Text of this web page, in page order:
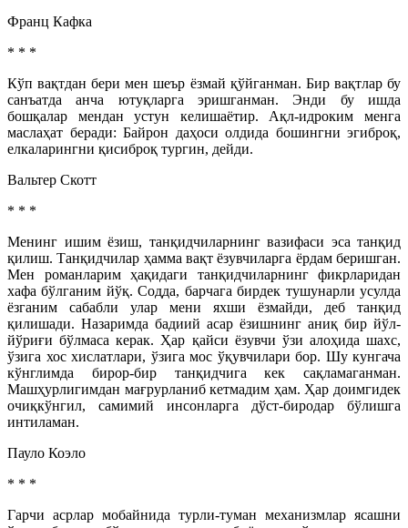
Франц Кафка
* * *
Кўп вақтдан бери мен шеър ёзмай қўйганман. Бир вақтлар бу
санъатда анча ютуқларга эришганман. Энди бу ишда
бошқалар мендан устун келишаётир. Ақл-идроким менга
маслаҳат беради: Байрон даҳоси олдида бошингни эгиброқ,
елкаларингни қисиброқ тургин, дейди.
Вальтер Скотт
* * *
Менинг ишим ёзиш, танқидчиларнинг вазифаси эса танқид
қилиш. Танқидчилар ҳамма вақт ёзувчиларга ёрдам беришган.
Мен романларим ҳақидаги танқидчиларнинг фикрларидан
хафа бўлганим йўқ. Содда, барчага бирдек тушунарли усулда
ёзганим сабабли улар мени яхши ёзмайди, деб танқид
қилишади. Назаримда бадиий асар ёзишнинг аниқ бир йўл-
йўриғи бўлмаса керак. Ҳар қайси ёзувчи ўзи алоҳида шахс,
ўзига хос хислатлари, ўзига мос ўқувчилари бор. Шу кунгача
кўнглимда бирор-бир танқидчига кек сақламаганман.
Машҳурлигимдан мағрурланиб кетмадим ҳам. Ҳар доимгидек
очиқкўнгил, самимий инсонларга дўст-биродар бўлишга
интиламан.
Пауло Коэло
* * *
Гарчи асрлар мобайнида турли-туман механизмлар ясашни